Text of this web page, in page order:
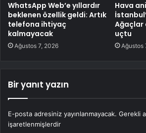
WhatsApp Web’e yıllardır
beklenen özellik geldi: Artık
telefona ihtiyaç
kalmayacak
Ağustos 7, 2026
Hava
Ağaçlar
uçtu
Ağustos
Bir yanıt yazın
E-posta adresiniz yayınlanmayacak. Gerekli
işaretlenmişlerdir